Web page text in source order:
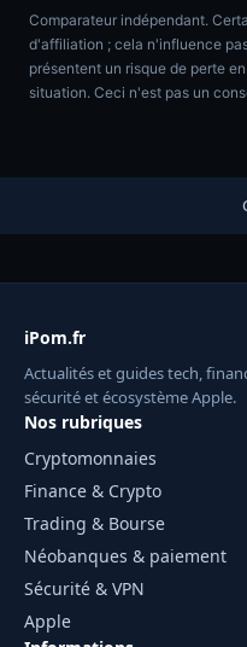
Comparateur indépendant.
d'affiliation ; cela n'influence
présentent un risque de perte
situation. Ceci n'est pas un
iPom.fr
Actualités et guides tech,
sécurité et écosystème Apple.
Nos rubriques
Cryptomonnaies
Finance & Crypto
Trading & Bourse
Néobanques & paiement
Sécurité & VPN
Apple